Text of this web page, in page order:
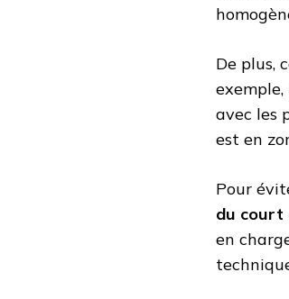
De plus,
avec les
est en
Pour
du court
en